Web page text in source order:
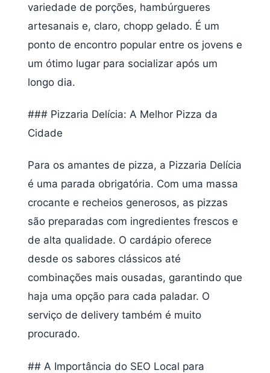
variedade de porções, hambúrgueres
artesanais e, claro, chopp gelado. É um
ponto de encontro popular entre os jovens e
um ótimo lugar para socializar após um
longo dia.
### Pizzaria Delícia: A Melhor Pizza da
Cidade
Para os amantes de pizza, a Pizzaria Delícia
é uma parada obrigatória. Com uma massa
crocante e recheios generosos, as pizzas
são preparadas com ingredientes frescos e
de alta qualidade. O cardápio oferece
desde os sabores clássicos até
combinações mais ousadas, garantindo que
haja uma opção para cada paladar. O
serviço de delivery também é muito
procurado.
## A Importância do SEO Local para